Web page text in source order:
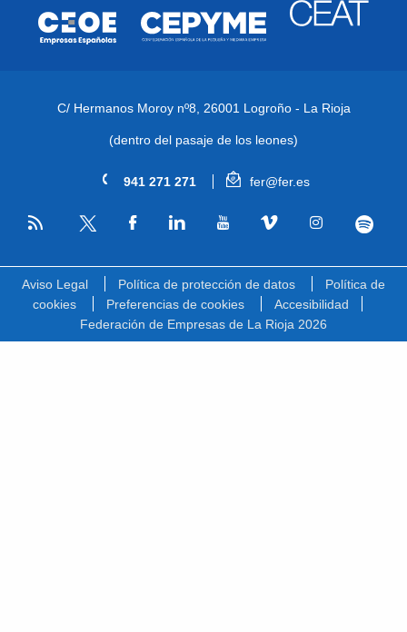
C/ Hermanos Moroy nº8, 26001 Logroño - La Rioja
(dentro del pasaje de los leones)
941 271 271 fer@fer.es
RSS
Aviso Legal Política de protección de datos
Política de
cookies
Preferencias de cookies
Accesibilidad
Federación de Empresas de La Rioja 2026